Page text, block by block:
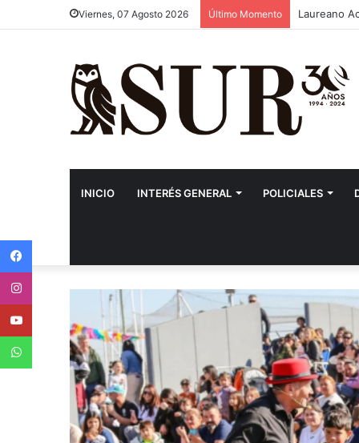
Viernes, 07 Agosto 2026 Último Momento Laureano
INICIO INTERÉS GENERAL POLICIALES
WhatsApp